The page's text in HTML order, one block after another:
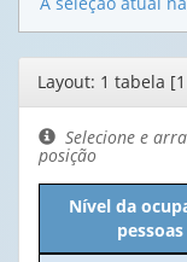
Editor
de
layout
Layout: 1 tabela
Selecione e
posição
Nível da